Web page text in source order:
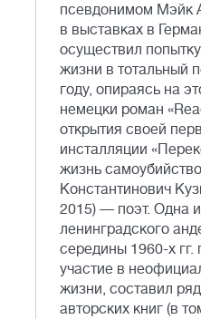
псевдонимом Мэйк
в выставках в
осуществил
жизни в тотальный
году, опираясь на
немецки роман
открытия своей
инсталляции
жизнь
Константинович
2015) — поэт. Одна
ленинградского
середины 1960-х
участие в
жизни, составил
авторских книг (в